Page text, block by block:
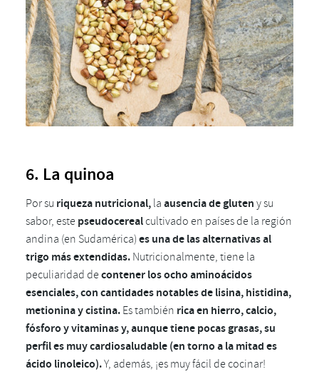
6. La quinoa
Por su riqueza nutricional, la ausencia de gluten y su
sabor, este pseudocerealcultivado en países de la región
andina (en Sudamérica) es una de las alternativas al
trigo más extendidas. Nutricionalmente, tiene la
peculiaridad decontener los ocho aminoácidos
esenciales, con cantidades notables de lisina, histidina,
metionina y cistina. Es también rica en hierro, calcio,
fósforo y vitaminas y, aunque tiene pocas grasas, su
perfil es muy cardiosaludable (en torno a la mitad es
ácido linoleico).Y, además, ¡es muy fácil de cocinar!